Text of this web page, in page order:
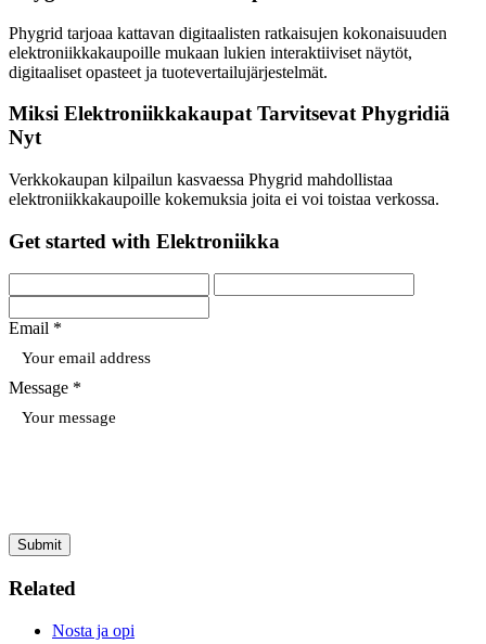
Phygrid tarjoaa kattavan digitaalisten ratkaisujen kokonaisuuden
elektroniikkakaupoille mukaan lukien interaktiiviset näytöt,
digitaaliset opasteet ja tuotevertailujärjestelmät.
Miksi Elektroniikkakaupat Tarvitsevat Phygridiä
Nyt
Verkkokaupan kilpailun kasvaessa Phygrid mahdollistaa
elektroniikkakaupoille kokemuksia joita ei voi toistaa verkossa.
Get started with Elektroniikka
Email *
Message *
Submit
Related
Nosta ja opi